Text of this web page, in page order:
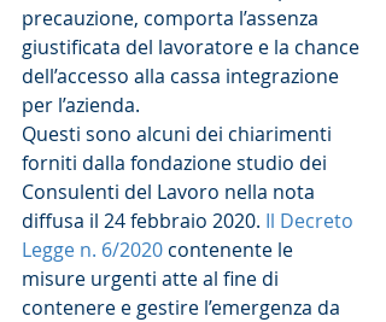
precauzione, comporta l’assenza
giustificata del lavoratore e la chance
dell’accesso alla cassa integrazione
per l’azienda.
Questi sono alcuni dei chiarimenti
forniti dalla fondazione studio dei
Consulenti del Lavoro nella nota
diffusa il 24 febbraio 2020. Il Decreto
Legge n. 6/2020 contenente le
misure urgenti atte al fine di
contenere e gestire l’emergenza da